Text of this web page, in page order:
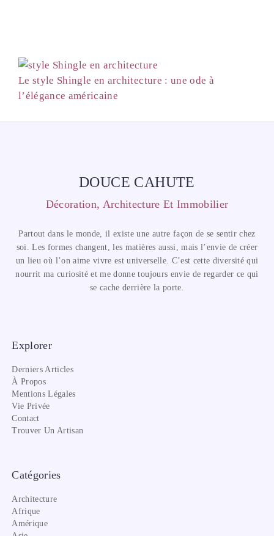
Le style Shingle en architecture : une ode à
l’élégance américaine
DOUCE CAHUTE
Décoration, Architecture Et Immobilier
Partout dans le monde, il existe une autre façon de se sentir chez
soi. Les formes changent, les matières aussi, mais l’envie de créer
un lieu où l’on aime vivre est universelle. C’est cette diversité qui
nourrit ma curiosité et me donne toujours envie de regarder ce qui
se cache derrière la porte.
Explorer
Derniers Articles
À Propos
Mentions Légales
Vie Privée
Contact
Trouver Un Artisan
Catégories
Architecture
Afrique
Amérique